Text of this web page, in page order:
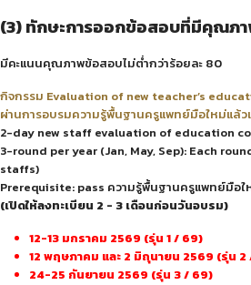
(3) ทักษะการออกข้อสอบที่มีคุณภ
มีคะแนนคุณภาพข้อสอบไม่ต่ำกว่าร้อยละ 80
กิจกรรม Evaluation of new teacher’s
ผ่านการอบรมความรู้พื้นฐานครูแพทย์มือใหม่แล้ว
2-day new staff evaluation of education
3-round per year (Jan, May, Sep): Each
staffs)
Prerequisite: pass ความรู้พื้นฐานครูแพทย์มือใ
(เปิดให้ลงทะเบียน 2 - 3 เดือนก่อนวันอบรม)
12-13 มกราคม 2569 (รุ่น 1 / 69)
12 พฤษภาคม และ 2 มิถุนายน 2569 (รุ่น
24-25 กันยายน 2569 (รุ่น 3 / 69)